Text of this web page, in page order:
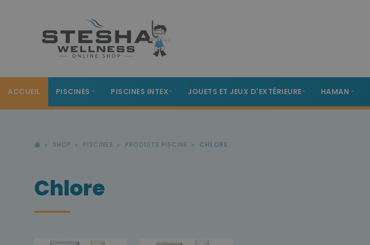
ACCUEIL PISCINES PISCINES INTEX JOUETS ET JEUX D'EXTÉRIEURE HAMAN
SHOP PISCINES PRODUITS PISCINE CHLORE
Chlore